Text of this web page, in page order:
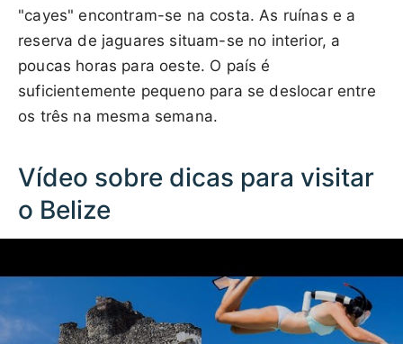
"cayes" encontram-se na costa. As ruínas e a
reserva de jaguares situam-se no interior, a
poucas horas para oeste. O país é
suficientemente pequeno para se deslocar entre
os três na mesma semana.
Vídeo sobre dicas para visitar
o Belize